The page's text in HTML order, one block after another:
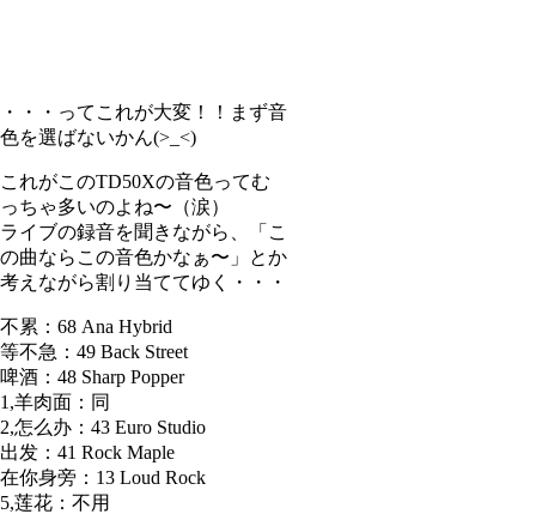
・・・ってこれが大変！！まず音
色を選ばないかん(>_<)
これがこのTD50Xの音色ってむ
っちゃ多いのよね〜（涙）
ライブの録音を聞きながら、「こ
の曲ならこの音色かなぁ〜」とか
考えながら割り当ててゆく・・・
不累：68 Ana Hybrid
等不急：49 Back Street
啤酒：48 Sharp Popper
1,羊肉面：同
2,怎么办：43 Euro Studio
出发：41 Rock Maple
在你身旁：13 Loud Rock
5,莲花：不用